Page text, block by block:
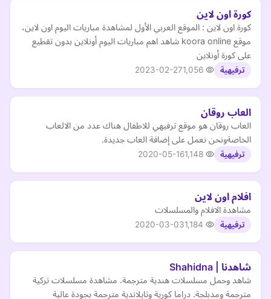
كورة اون لاين
كورة اون لاين : الموقع العربي الأول لمشاهدة مباريات اليوم اون لاين،
موقع koora online شاهد اهم مباريات اليوم أونلاين بدون تقطيع
على كورة أونلاين
ترفيهية 2023-02-27
العاب روقان
العاب روقان هو موقع ترفيهي للاطفال هناك عدد من الالعاب
الخاصةونحن نعمل على إضافة العاب جديدة.
ترفيهية 2020-05-16
افلام اون لاين
مشاهدة الافلام والمسلسلات
ترفيهية 2020-03-03
شاهدنا | Shahidna
شاهد وحمل مسلسلات هندية مترجمة. مشاهدة مسلسلات تركية
مترجمة ومدبلجة. دراما كورية وتايلاندية مترجمة بجودة عالية